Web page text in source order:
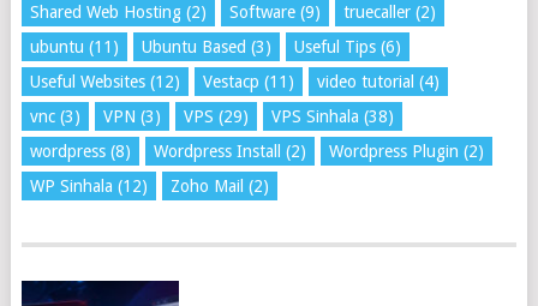
Shared Web Hosting(2) Software(9) truecaller(2)
ubuntu (11) Ubuntu Based (3) Useful Tips(6)
Useful Websites(12) Vestacp (11) video tutorial (4)
vnc(3) VPN (3) VPS (29) VPS Sinhala (38)
wordpress(8) Wordpress Install (2) Wordpress Plugin (2)
WP Sinhala (12) Zoho Mail (2)